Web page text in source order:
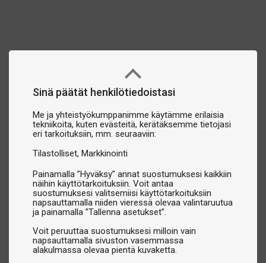
Sinä päätät henkilötiedoistasi
Me ja yhteistyökumppanimme käytämme erilaisia
tekniikoita, kuten evästeitä, kerätäksemme tietojasi
eri tarkoituksiin, mm. seuraaviin:
Tilastolliset Markkinointi
Painamalla ”Hyväksy” annat suostumuksesi kaikkiin
näihin käyttötarkoituksiin. Voit antaa
suostumuksesi valitsemiisi käyttötarkoituksiin
napsauttamalla niiden vieressä olevaa valintaruutua
ja painamalla ”Tallenna asetukset”.
Voit peruuttaa suostumuksesi milloin vain
napsauttamalla sivuston vasemmassa
alakulmassa olevaa pientä kuvaketta.